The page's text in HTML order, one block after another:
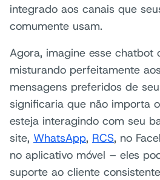
integrado aos canais que
comumente usam.
Agora, imagine esse chatbot
misturando perfeitamente
mensagens preferidos de
significaria que não importa
esteja interagindo com seu
site, WhatsApp, RCS, no
no aplicativo móvel – eles
suporte ao cliente